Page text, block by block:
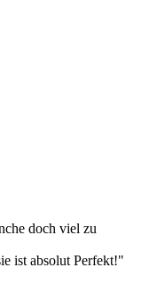
doch viel zu
ist absolut Perfekt!"